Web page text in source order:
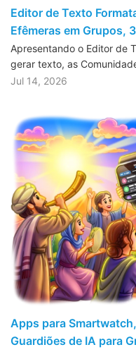
Editor de Texto
Efêmeras em Grupos,
Apresentando o Editor de
gerar texto, as
Jul 14, 2026
Apps para
Guardiões de IA para